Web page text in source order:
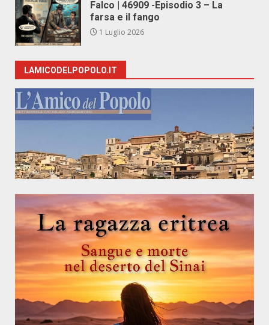
Falco | 46909 -Episodio 3 – La
farsa e il fango
1 Luglio 2026
LAMICODELPOPOLO.IT